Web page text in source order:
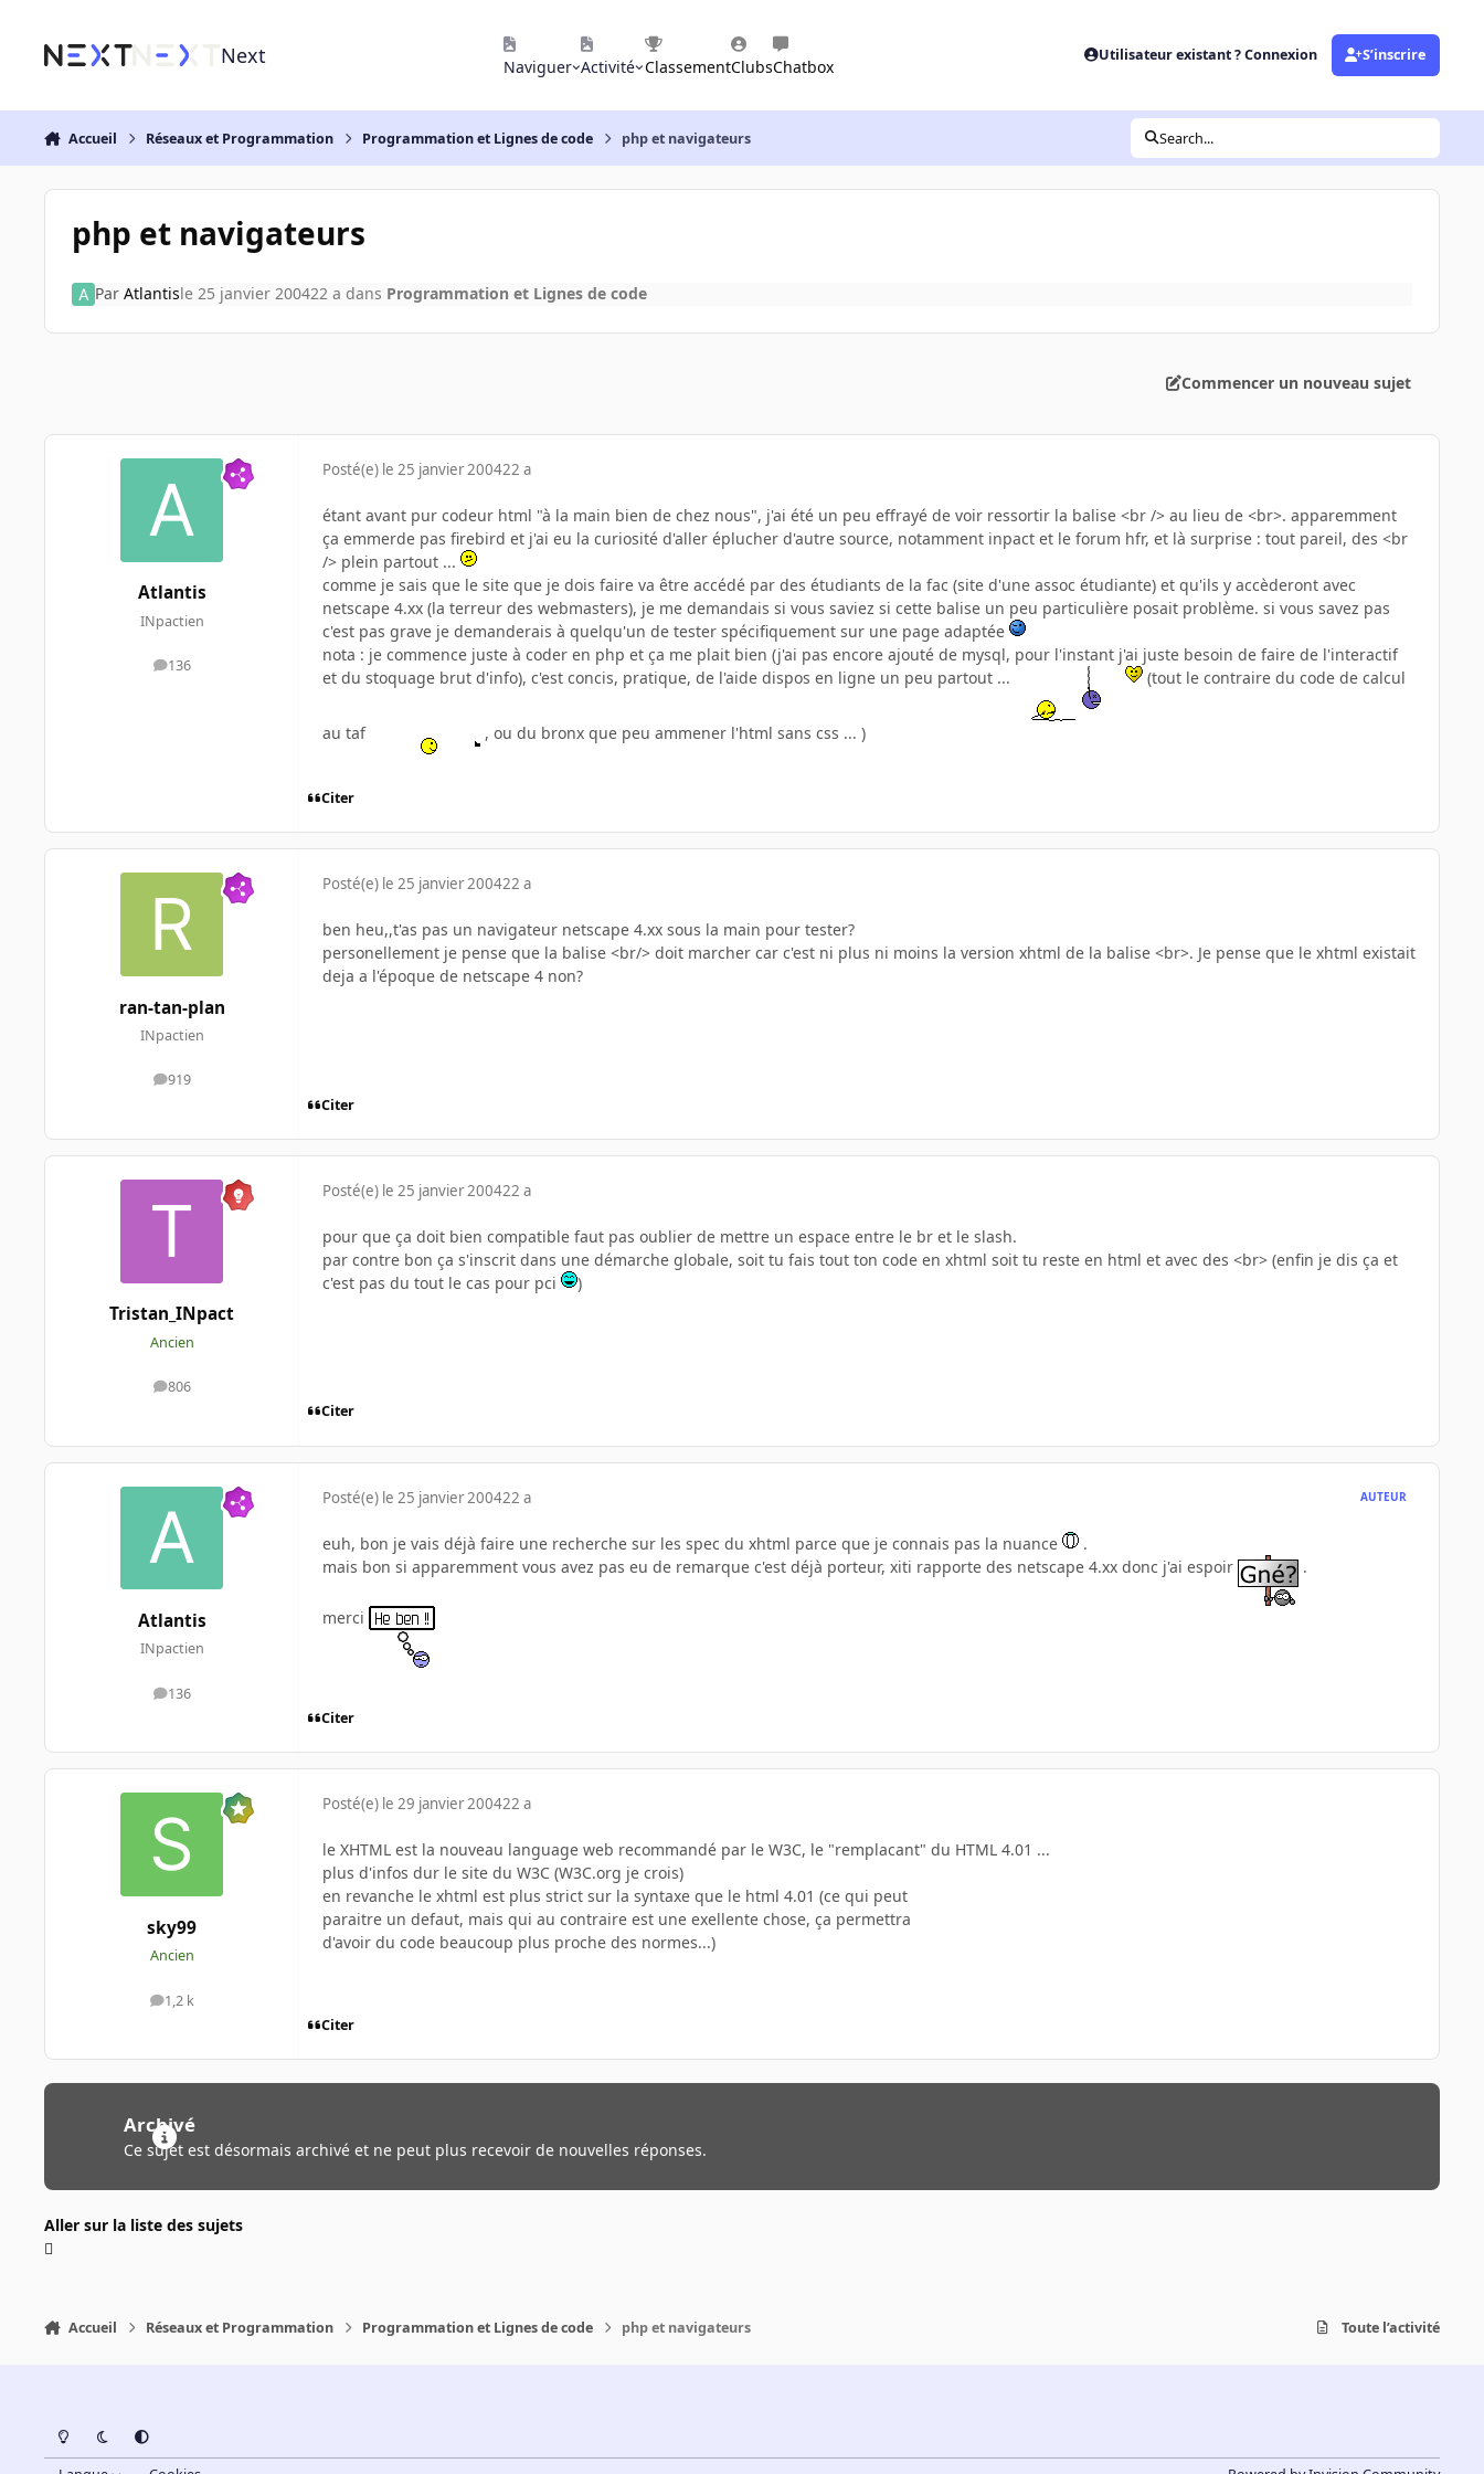
Next Naviguer Activité ClassementClubsChatbox
Utilisateur existant ? Connexion S’inscrire
Accueil Réseaux et Programmation Programmation et Lignes de code php et navigateurs Search...
php et navigateurs
Par Atlantisle 25 janvier 200422 a dans Programmation et Lignes de code
Commencer un nouveau sujet
Atlantis
INpactien
136
messages
Posté(e) le 25 janvier 200422 a
étant avant pur codeur html "à la main bien de chez nous", j'ai été un peu effrayé de voir ressortir la balise <br /> au lieu de <br>. apparemment
ça emmerde pas firebird et j'ai eu la curiosité d'aller éplucher d'autre source, notamment inpact et le forum hfr, et là surprise : tout pareil, des <br
/> plein partout ...
comme je sais que le site que je dois faire va être accédé par des étudiants de la fac (site d'une assoc étudiante) et qu'ils y accèderont avec
netscape 4.xx (la terreur des webmasters), je me demandais si vous saviez si cette balise un peu particulière posait problème. si vous savez pas
c'est pas grave je demanderais à quelqu'un de tester spécifiquement sur une page adaptée
nota : je commence juste à coder en php et ça me plait bien (j'ai pas encore ajouté de mysql, pour l'instant j'ai juste besoin de faire de l'interactif
et du stoquage brut d'info), c'est concis, pratique, de l'aide dispos en ligne un peu partout ...
(tout le contraire du code de calcul
au taf , ou du bronx que peu ammener l'html sans css ... )
Citer
ran-tan-plan
INpactien
919
messages
Posté(e) le 25 janvier 200422 a
ben heu,,t'as pas un navigateur netscape 4.xx sous la main pour tester?
personellement je pense que la balise <br/> doit marcher car c'est ni plus ni moins la version xhtml de la balise <br>. Je pense que le xhtml existait
deja a l'époque de netscape 4 non?
Citer
Tristan_INpact
Ancien
806
messages
Posté(e) le 25 janvier 200422 a
pour que ça doit bien compatible faut pas oublier de mettre un espace entre le br et le slash.
par contre bon ça s'inscrit dans une démarche globale, soit tu fais tout ton code en xhtml soit tu reste en html et avec des <br> (enfin je dis ça et
c'est pas du tout le cas pour pci
)
Citer
Atlantis
INpactien
136
messages
Posté(e) le 25 janvier 200422 a AUTEUR
euh, bon je vais déjà faire une recherche sur les spec du xhtml parce que je connais pas la nuance
.
mais bon si apparemment vous avez pas eu de remarque c'est déjà porteur, xiti rapporte des netscape 4.xx donc j'ai espoir
.
merci
Citer
sky99
Ancien
1,2 k
messages
Posté(e) le 29 janvier 200422 a
le XHTML est la nouveau language web recommandé par le W3C, le "remplacant" du HTML 4.01 ...
plus d'infos dur le site du W3C (W3C.org je crois)
en revanche le xhtml est plus strict sur la syntaxe que le html 4.01 (ce qui peut
paraitre un defaut, mais qui au contraire est une exellente chose, ça permettra
d'avoir du code beaucoup plus proche des normes...)
Citer
Archivé
Ce sujet est désormais archivé et ne peut plus recevoir de nouvelles réponses.
Aller sur la liste des sujets
Accueil Réseaux et Programmation Programmation et Lignes de code php et navigateurs Toute l’activité
Light ModeDark ModeSystem Preference